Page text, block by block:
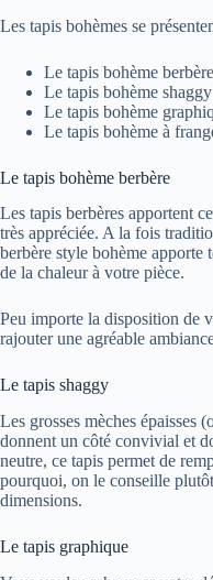
Les tapis bohèmes se
Le tapis bohème
Le tapis bohème
Le tapis bohème
Le tapis bohème à
Le tapis bohème berbère
Les tapis berbères apportent
très appréciée. A la fois
berbère style bohème apporte
de la chaleur à votre pièce.
Peu importe la disposition de
rajouter une agréable
Le tapis shaggy
Les grosses mèches épaisses
donnent un côté convivial et
neutre, ce tapis permet de
pourquoi, on le conseille
dimensions.
Le tapis graphique